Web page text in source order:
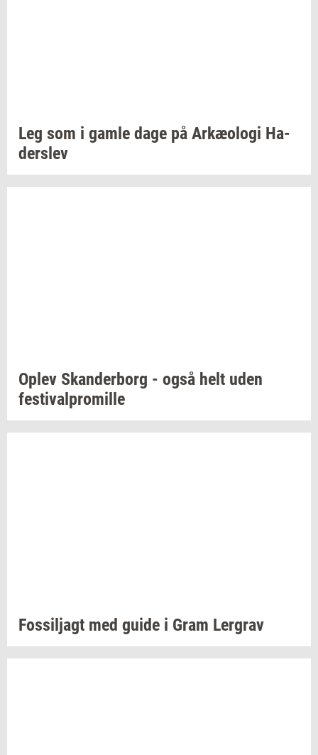
Leg som i gamle dage på Ar­kæ­o­lo­gi Ha­
der­s­lev
Oplev Skan­der­borg - også helt uden
festi­val­pro­mil­le
Fos­sil­j­agt med guide i Gram Ler­grav